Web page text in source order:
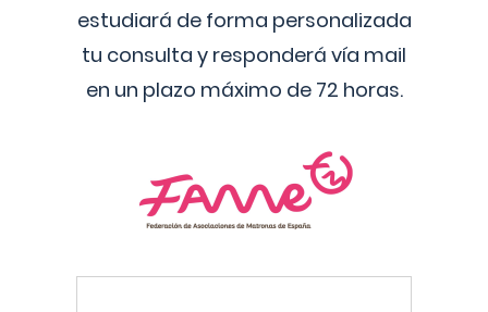
estudiará de forma personalizada
tu consulta y responderá vía mail
en un plazo máximo de 72 horas.